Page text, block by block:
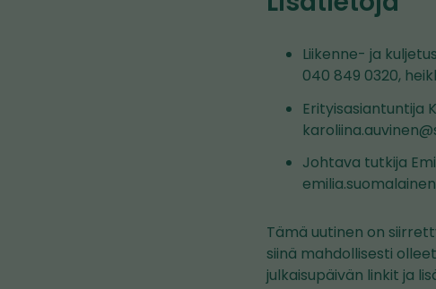
Liikenne- ja
040 849 0320,
Erityisasiantuntija
Johtava tutkija
Tämä uutinen on
siinä mahdollisesti
julkaisupäivän linkit ja